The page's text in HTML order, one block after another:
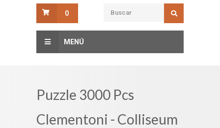
0
MENÚ
Puzzle 3000 Pcs
Clementoni - Colliseum